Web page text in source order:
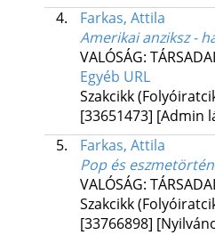
4.
Farkas, Attila
Amerikai anziksz -
VALÓSÁG:
Egyéb URL
Szakcikk
[33651473] [Admin
5.
Farkas, Attila
Pop és
VALÓSÁG:
Szakcikk
[33766898]